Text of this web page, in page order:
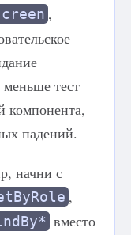
,
тест
компонента,
падений.
начни с
,
вместо